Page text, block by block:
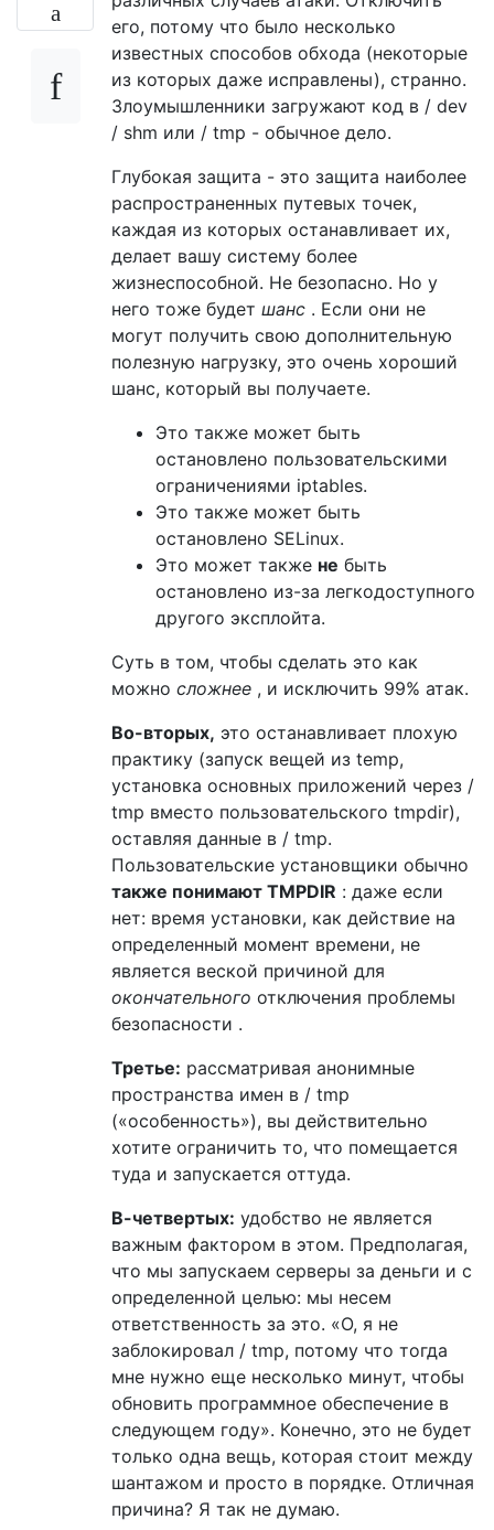
его, потому что было несколько
известных способов обхода (некоторые
из которых даже исправлены), странно.
Злоумышленники загружают код в / dev
/ shm или / tmp - обычное дело.
Глубокая защита - это защита наиболее
распространенных путевых точек,
каждая из которых останавливает их,
делает вашу систему более
жизнеспособной. Не безопасно. Но у
него тоже будет шанс . Если они не
могут получить свою дополнительную
полезную нагрузку, это очень хороший
шанс, который вы получаете.
Это также может быть
остановлено пользовательскими
ограничениями iptables.
Это также может быть
остановлено SELinux.
Это может также не быть
остановлено из-за легкодоступного
другого эксплойта.
Суть в том, чтобы сделать это как
можно сложнее , и исключить 99% атак.
Во-вторых, это останавливает плохую
практику (запуск вещей из temp,
установка основных приложений через /
tmp вместо пользовательского tmpdir),
оставляя данные в / tmp.
Пользовательские установщики обычно
также понимают TMPDIR : даже если
нет: время установки, как действие на
определенный момент времени, не
является веской причиной для
окончательного отключения проблемы
безопасности .
Третье: рассматривая анонимные
пространства имен в / tmp
(«особенность»), вы действительно
хотите ограничить то, что помещается
туда и запускается оттуда.
В-четвертых: удобство не является
важным фактором в этом. Предполагая,
что мы запускаем серверы за деньги и с
определенной целью: мы несем
ответственность за это. «О, я не
заблокировал / tmp, потому что тогда
мне нужно еще несколько минут, чтобы
обновить программное обеспечение в
следующем году». Конечно, это не будет
только одна вещь, которая стоит между
шантажом и просто в порядке. Отличная
причина? Я так не думаю.